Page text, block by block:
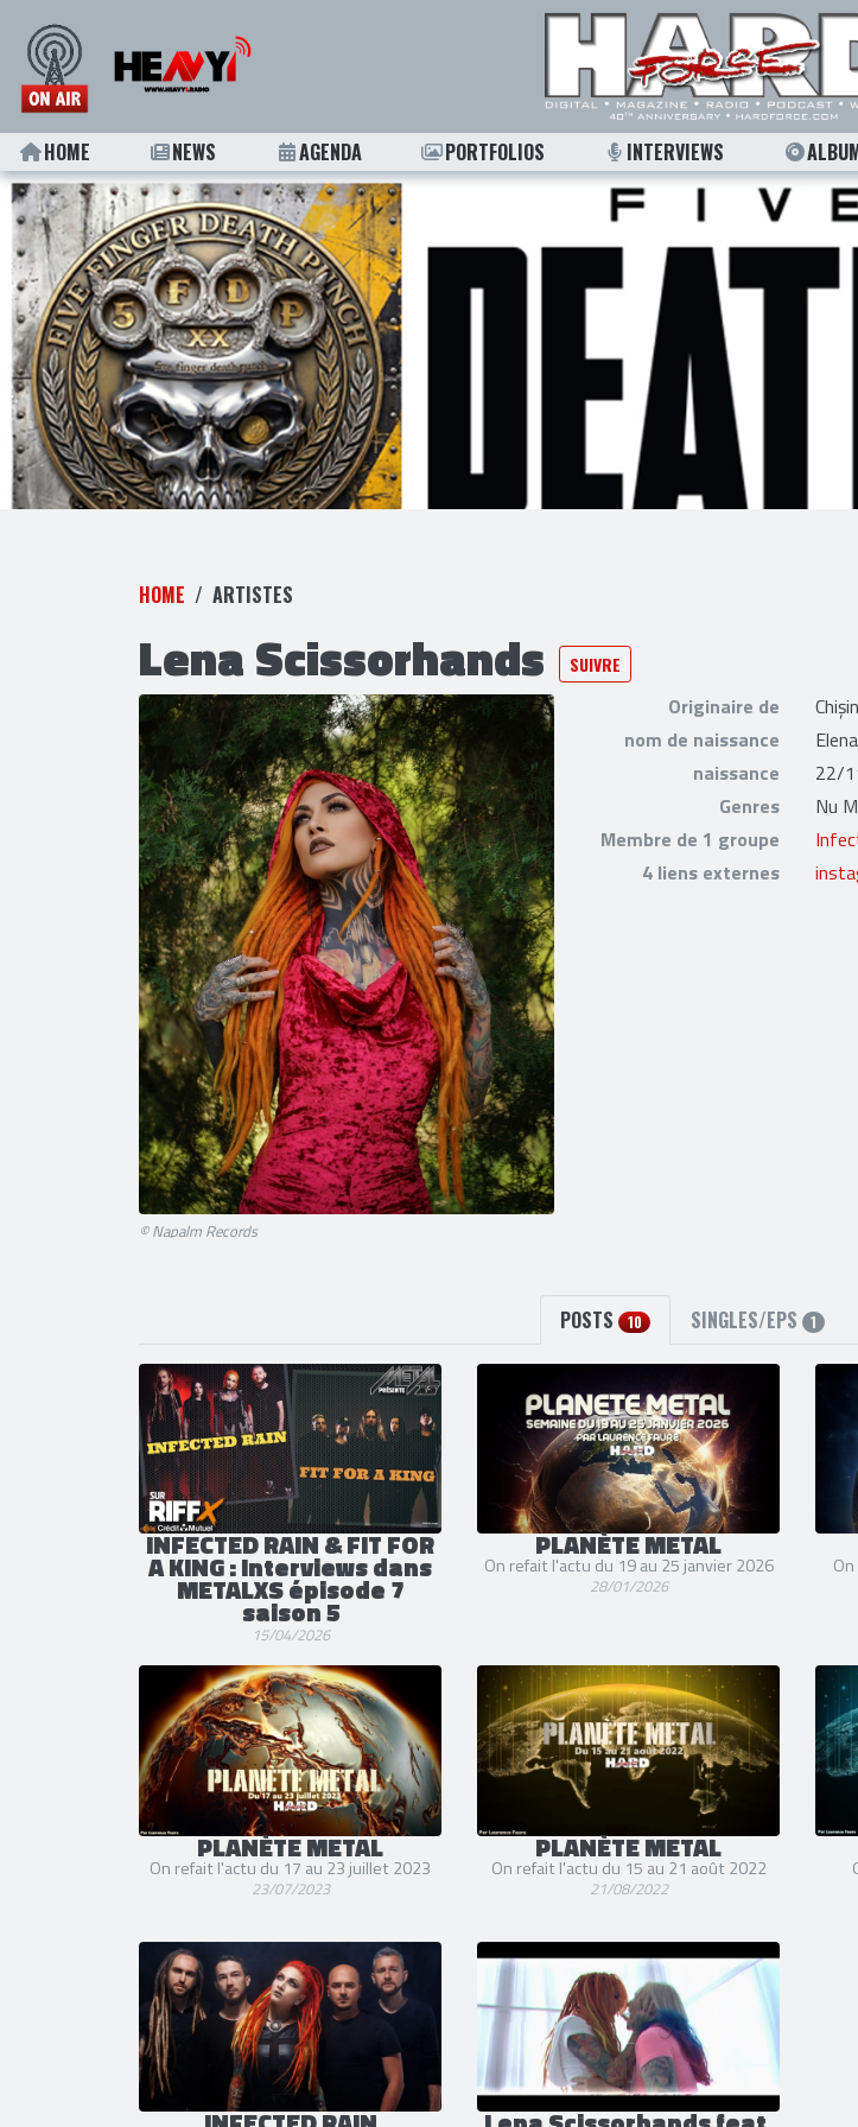
HOME NEWS AGENDA PORTFOLIOS INTERVIEWS
HOME ARTISTES
Lena Scissorhands SUIVRE
© Napalm Records
Originaire de
nom de naissance
naissance
22/
Genres
Nu
Membre de 1 groupe
4 liens externes
POSTS 10 SINGLES/EPS 1
INFECTED RAIN & FIT FOR
A KING : Interviews dans
METALXS épisode 7
saison 5
15/04/2026
PLANÈTE METAL
On refait l'actu du 19 au 25 janvier 2026
28/01/2026
PLANÈTE METAL
On refait l'actu du 17 au 23 juillet 2023
23/07/2023
PLANÈTE METAL
On refait l'actu du 15 au 21 août 2022
21/08/2022